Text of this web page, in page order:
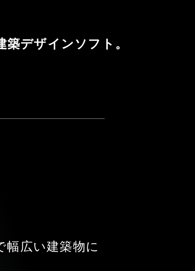
デザインソフト。
幅広い建築物に